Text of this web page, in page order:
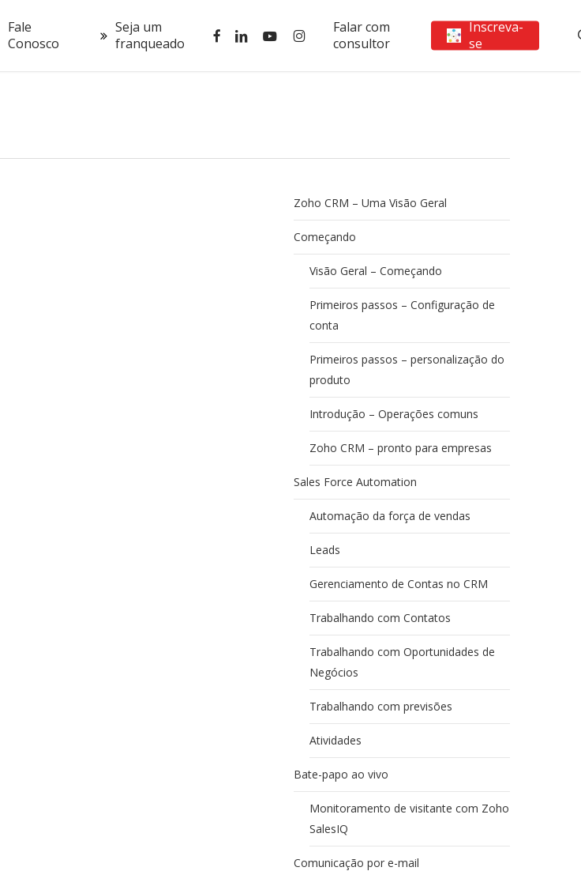
Fale
Conosco
Seja um
franqueado
Falar com
consultor
Inscreva-
se
facebooklinkedinyoutubeinstagram
Zoho CRM – Uma Visão Geral
Começando
Visão Geral – Começando
Primeiros passos – Configuração de
conta
Primeiros passos – personalização do
produto
Introdução – Operações comuns
Zoho CRM – pronto para empresas
Sales Force Automation
Automação da força de vendas
Leads
Gerenciamento de Contas no CRM
Trabalhando com Contatos
Trabalhando com Oportunidades de
Negócios
Trabalhando com previsões
Atividades
Bate-papo ao vivo
Monitoramento de visitante com Zoho
SalesIQ
Comunicação por e-mail